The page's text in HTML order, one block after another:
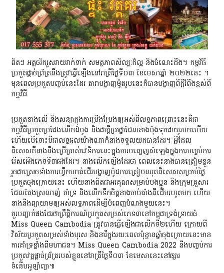
ពិតៗ អត្តចរិករួសរាយរាក់ទាក់ សមត្ថភាពសិល្បៈក៏ល្អ និងចំណេះដឹង។ កម្មវិធី
ប្រកួតផ្តាច់ព្រ័ត្រនឹងត្រូវធ្វើឡើងនៅរាត្រីថ្ងៃទី០៣ ខែមេសាឆ្នាំ ២០២២នេះ ។
មុនពេលប្រកួតបញ្ចប់នេះដែរ តារាបង្ហាញម៉ូតរូបនេះក៏បានបង្ហាញពីក្តីរំពឹងខ្ពស់ពី
កម្មវិធី
ប្រកួតខាងលើ និងសន្យាក្នុងការប្រឹងប្រែងឲ្យអស់ពីលទ្ធភាពព្រោះនេះគឺជា
កម្មវិធីប្រកួតប្រជែងលើកដំបូង និងជាក្តីប្រាថ្នាដែលនាងប៉ុងទុកជាយូរមកហើយ
ហើយបើទោះបីជាលទ្ធផលយ៉ាងណាក៏នាងទទួលយកបានដែរ។ អ្វីដែល
ពិសេសគឺនាងនឹងប្រើប្រាស់វេទិការនេះក្នុងការបញ្ចេញសំឡេងក្នុងការបញ្ចប់ការ
រើសអើងភេទទី៣ផងដែរ។ នាងលើកឡើងដែរថា ពេលនេះនាងបានត្រៀមខ្លួន
រួចជាស្រេចទាំងការហ្វឹកហាត់ដើរបង្ហាញម៉ូដការត្រៀមឈុតពិសេសសម្រាប់ថ្ងៃ
ប្រកួតចុងក្រោយនេះ ហើយនាងពិតជាអរគុណសម្រាប់បងប្អូន និងក្រុមគ្រួសារ
ដែលតែងស្រលាញ់ គាំទ្រ និងលើកទឹកចិត្តនាងចាប់តាំងពីដើមរហូតមក ហើយ
នាងនឹងព្យាយាមឲ្យអស់លទ្ធភាពដើម្បីបំពេញបំណងមួយនេះ។
គួរបញ្ជាក់ផងដែរថាព្រឹត្តិការណ៍ប្រកួតសម្រស់ភេទ៣នៅកម្ពុជាទ្រង់ទ្រាយធំ
Miss Queen Cambodia ត្រូវបានធ្វើឡើងជាលើកទី២ហើយ ក្រោយពី
វិស័យប្រកួតសម្រស់ទាំងបុរស និងនារីក្នុងរយៈពេលប៉ុន្មានឆ្នាំចុងក្រោយនេះមាន
ការគាំទ្រខ្លាំងពីមហាជន។ Miss Queen Cambodia 2022 នឹងបញ្ចប់ការ
ប្រកួតវគ្គផ្តាច់ព្រ័ត្ររបស់ខ្លួននៅរាត្រីថ្ងៃទី០៣ ខែមេសានេះនៅផ្សារ
ទំនើបអូឡាំព្យា៕